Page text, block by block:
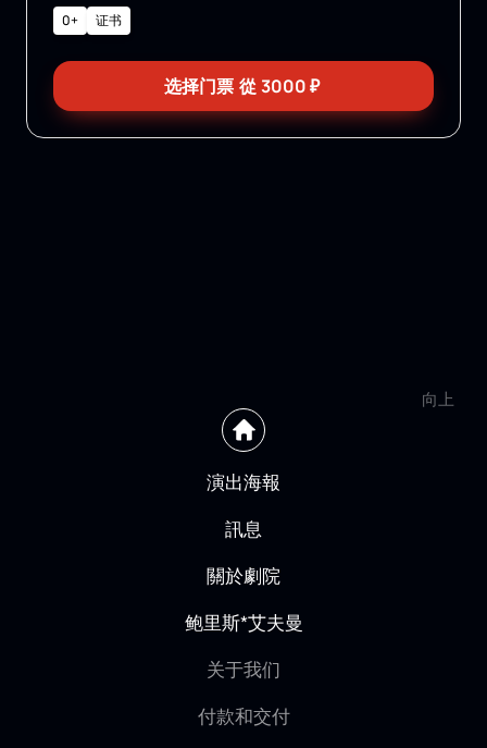
0+ 证书
选择门票 從 3000₽
向上
演出海報
訊息
關於劇院
鲍里斯*艾夫曼
关于我们
付款和交付